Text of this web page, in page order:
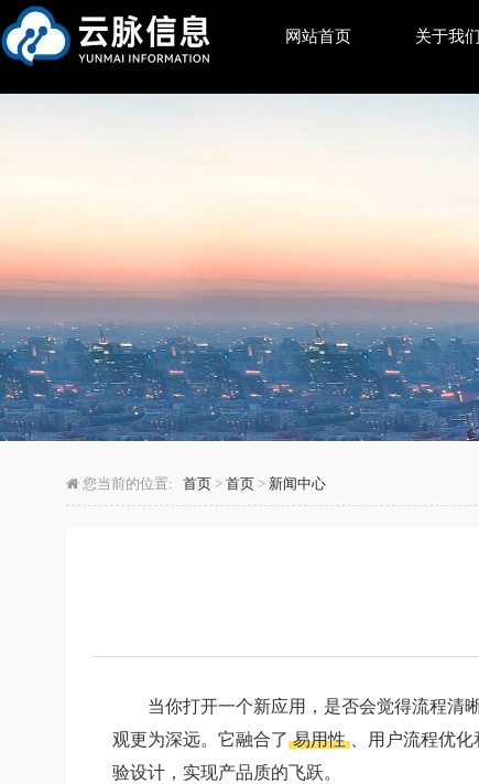
用户体验设计的未来
网站首页 关于我们
您当前的位置: 首页 > 首页 > 新闻中心
当你打开一个新应用，是否会觉得流程清
观更为深远。它融合了 易用性 、用户流程优化
验设计，实现产品质的飞跃。